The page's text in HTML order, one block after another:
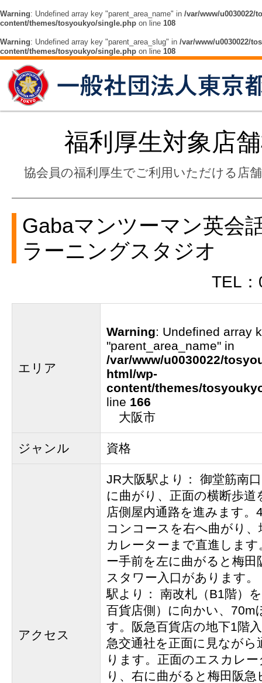
Warning: Undefined array key "parent_area_name" in /var/www/u0030022/
content/themes/tosyoukyo/single.php on line 108
Warning: Undefined array key "parent_area_slug" in /var/www/u0030022/
content/themes/tosyoukyo/single.php on line 108
福利厚生対象店
協会員の福利厚生でご利用いただける店
Gabaマンツーマン英会
ラーニングスタジオ
TEL
エリア
Warning: Undefined array
"parent_area_name" in
/var/www/u0030022/
html/wp-
content/themes/
line 166
大阪市
ジャンル 資格
アクセス
JR大阪駅より： 御堂筋南
に曲がり、正面の横断歩道
店側屋内通路を進みます
コンコースを右へ曲がり
カレーターまで直進しま
ー手前を左に曲がると梅
スタワー入口があります
駅より： 南改札（B1階）
百貨店側）に向かい、70m
す。阪急百貨店の地下1階
急交通社を正面に見ながら
ります。正面のエスカレ
り、右に曲がると梅田阪